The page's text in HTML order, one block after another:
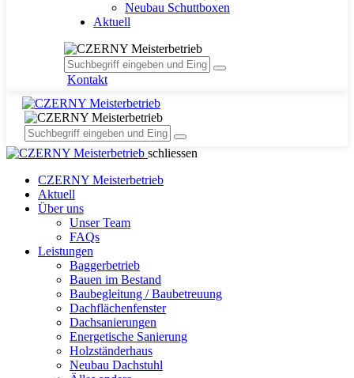
Neubau Schuttboxen
Aktuell
facebook
Kontakt
schliessen
CZERNY Meisterbetrieb
Aktuell
Über uns
Unser Team
FAQs
Leistungen
Baggerbetrieb
Bauen im Bestand
Baubegleitung / Baubetreuung
Dachflächenfenster
Dachsanierungen
Energetische Sanierung
Holzständerhaus
Neubau Dachstuhl